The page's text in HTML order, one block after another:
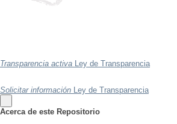
Transparencia activa Ley de Transparencia
Solicitar información Ley de Transparencia
Acerca de este Repositorio